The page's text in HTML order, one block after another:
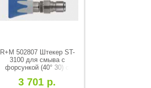
R+M 502807 Штекер ST-
3100 для смыва с
форсункой (40° 30) с
3 701 р.